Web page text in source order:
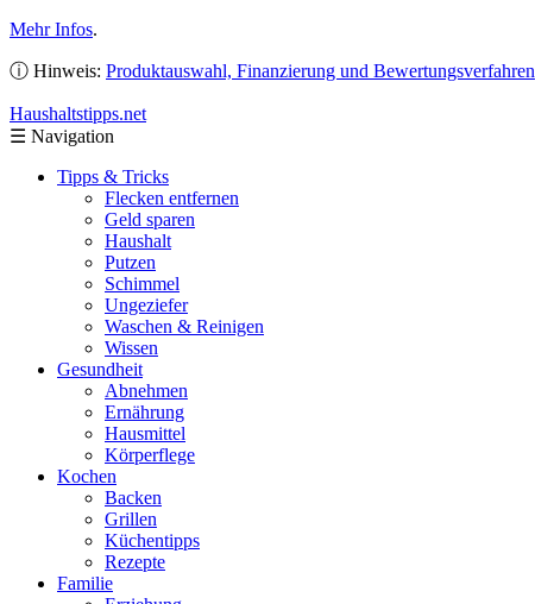
Mehr Infos.
ⓘ Hinweis: Produktauswahl, Finanzierung und Bewertungsverfahren
Haushaltstipps.net
☰ Navigation
Tipps & Tricks
Flecken entfernen
Geld sparen
Haushalt
Putzen
Schimmel
Ungeziefer
Waschen & Reinigen
Wissen
Gesundheit
Abnehmen
Ernährung
Hausmittel
Körperflege
Kochen
Backen
Grillen
Küchentipps
Rezepte
Familie